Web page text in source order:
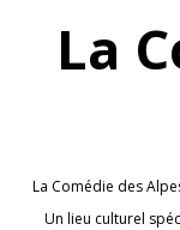
La
La Comédie des
Un lieu culturel